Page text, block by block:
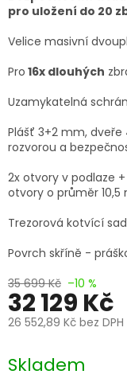
35 699 Kč –10 %
32 129 Kč
26 552,89 Kč bez DPH
cena:
Skladem
pro uložení do 20
Velice masivní
Pro 16x dlouhých
Uzamykatelná
Plášť 3+2 mm,
rozvorou a
2x otvory v podlaze
otvory o průměr 10,5
Trezorová kotvící
Povrch skříně -